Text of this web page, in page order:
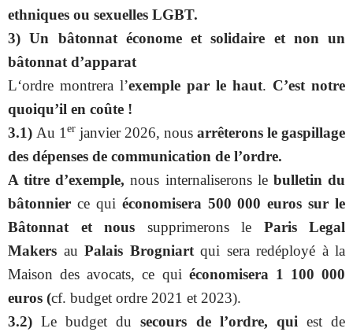
ethniques ou sexuelles LGBT.
3) Un bâtonnat économe et solidaire et non un
bâtonnat d’apparat
L‘ordre montrera l’exemple par le haut. C’est notre
quoiqu’il en coûte !
3.1) Au 1 er janvier 2026, nous arrêterons le gaspillage
des dépenses de communication de l’ordre.
A titre d’exemple,nous internaliserons le bulletin du
bâtonnier ce qui économisera 500 000 euros sur le
Bâtonnat et nous supprimerons le Paris Legal
Makers au Palais Brogniartqui sera redéployé à la
Maison des avocats, ce qui économisera 1 100 000
euros (cf. budget ordre 2021 et 2023).
3.2)Le budget dusecours de l’ordre, qui est de